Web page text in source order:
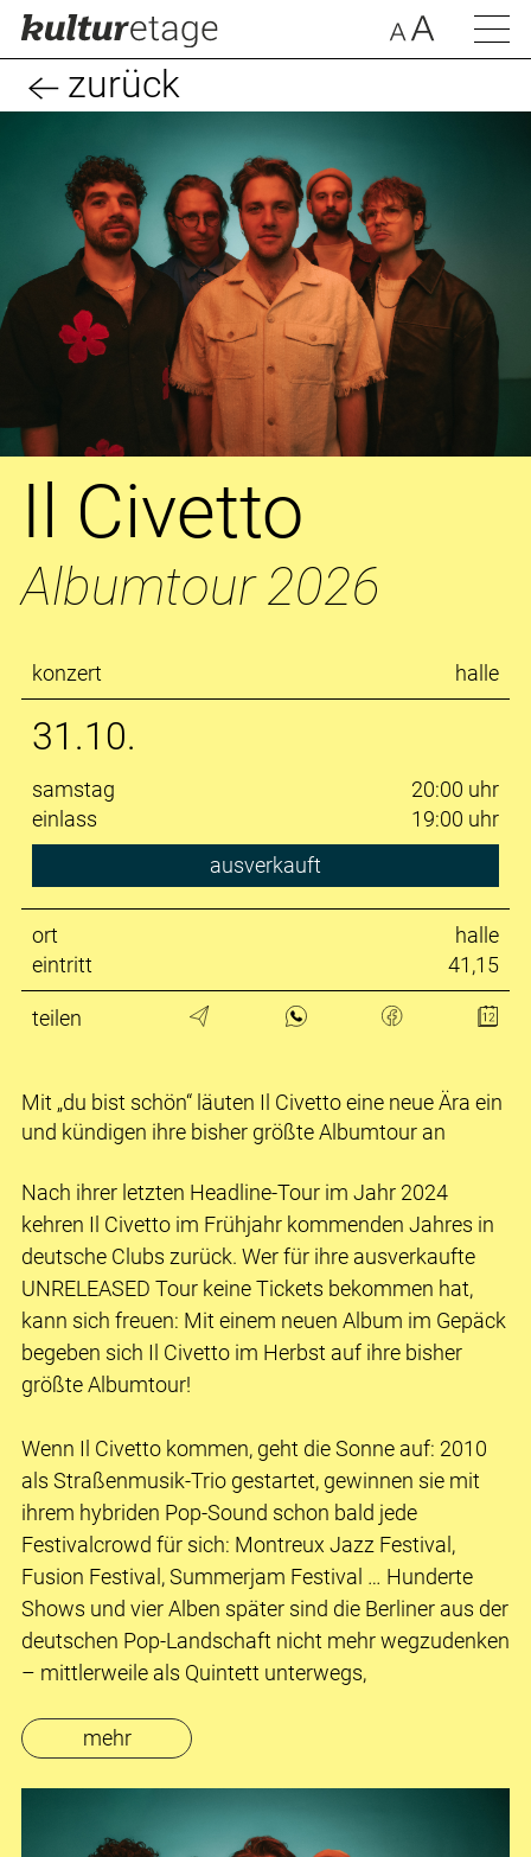
zurück
Il Civetto
Albumtour 2026
konzert halle
31.10.
samstag
20:00 uhr
einlass
19:00 uhr
ausverkauft
ort
halle
eintritt
41,15
teilen
Mit „du bist schön“ läuten Il Civetto eine neue Ära ein
und kündigen ihre bisher größte Albumtour an
Nach ihrer letzten Headline-Tour im Jahr 2024
kehren Il Civetto im Frühjahr kommenden Jahres in
deutsche Clubs zurück. Wer für ihre ausverkaufte
UNRELEASED Tour keine Tickets bekommen hat,
kann sich freuen: Mit einem neuen Album im Gepäck
begeben sich Il Civetto im Herbst auf ihre bisher
größte Albumtour!
Wenn Il Civetto kommen, geht die Sonne auf: 2010
als Straßenmusik-Trio gestartet, gewinnen sie mit
ihrem hybriden Pop-Sound schon bald jede
Festivalcrowd für sich: Montreux Jazz Festival,
Fusion Festival, Summerjam Festival … Hunderte
Shows und vier Alben später sind die Berliner aus der
deutschen Pop-Landschaft nicht mehr wegzudenken
– mittlerweile als Quintett unterwegs,
mehr